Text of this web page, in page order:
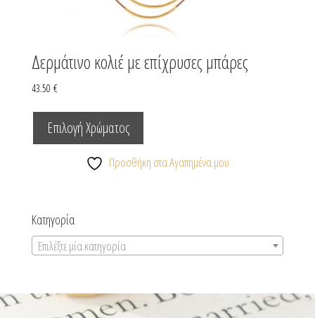
Δερμάτινο κολιέ με επίχρυσες μπάρες
43.50 €
Επιλογή Χρώματος
έχει
επιλεγούν
Προσθήκη στα Αγαπημένα μου
Κατηγορία
Επιλέξτε μία κατηγορία